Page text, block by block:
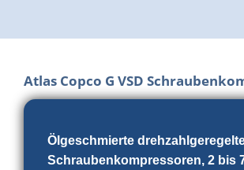
Atlas Copco G VSD
Ölgeschmierte
Schraubenkompressoren, 2 bis